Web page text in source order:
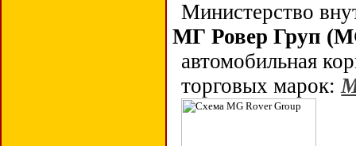
Министерство
МГ Ровер Груп
автомобильная
торговых марок: